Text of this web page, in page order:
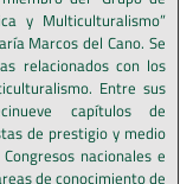
y Multiculturalismo”
Marcos del Cano. Se
relacionados con los
Entre sus
capítulos de
de prestigio y medio
nacionales e
de conocimiento de